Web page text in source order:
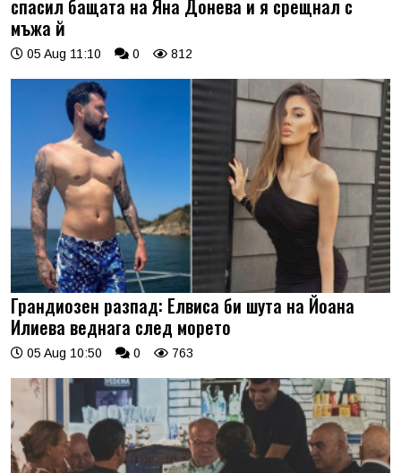
спасил бащата на Яна Донева и я срещнал с
мъжа й
05 Aug 11:10 0 812
Грандиозен разпад: Елвиса би шута на Йоана
Илиева веднага след морето
05 Aug 10:50 0 763